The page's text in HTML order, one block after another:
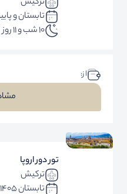
تابستان و پاییز
10 شب و 11 روز
ا ز:
تور دور اروپا
ترکیش
تابستان 1405